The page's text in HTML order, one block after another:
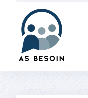
content